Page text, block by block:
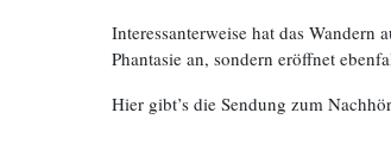
Interessanterweise hat das
Phantasie an, sondern eröffnet
Hier gibt’s die Sendung zum